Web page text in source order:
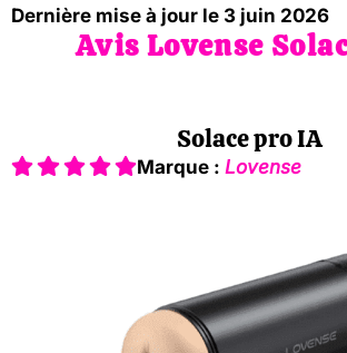
Dernière mise à jour le 3 juin 2026
Avis Lovense
Solace pro IA
Marque :Lovense